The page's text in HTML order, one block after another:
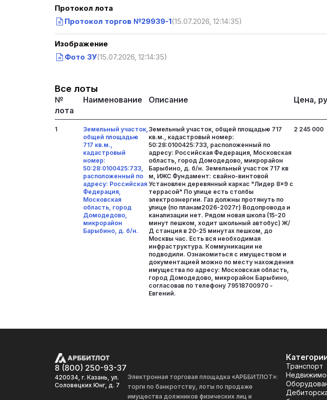
Протокол лота
Протокол торгов №29939-1(15.07.2026, 12:14:35)
Изображение
Фото ЗУ(15.07.2026, 12:14:35)
Все лоты
№
лота
Наименование Описание Цена,
1
Земельный участок,
общей площадью
717 кв.м.,
кадастровый
номер:
50:28:0100425:733,
расположенный по
адресу: Российская
Федерация,
Московская
область, город
Домодедово,
микрорайон
Барыбино, д. б/н.
Земельный участок, общей площадью 717
кв.м., кадастровый номер:
50:28:0100425:733, расположенный по
адресу: Российская Федерация, Московская
область, город Домодедово, микрорайон
Барыбино, д. б/н. Земельный участок 717 кв
м, ИЖС Фундамент: свайно-винтовой
Установлен деревянный каркас "Лидер 8×9 с
террасой" По улице есть столбы
электроэнергии. Газ должны протянуть по
улице (по планам2026-2027г) Водопровода и
канализации нет. Рядом новая школа (15-20
минут пешком, ходит школьный автобус) Ж/
Д станция в 20-25 минутах пешком, до
Москвы час. Есть вся необходимая
инфраструктура. Коммуникации не
подводили. Ознакомиться с имуществом и
документацией можно по месту нахождения
имущества по адресу: Московская область,
город Домодедово, микрорайон Барыбино,
согласовав по телефону 79518700970 -
Евгений.
2 245 000
8 (800) 250-93-37
420034, г. Казань, ул.
Соловецких Юнг, д. 7
Электронная торговая площадка «АРББИТЛОТ»:
торги по банкротству, лоты по продаже
имущества должников физических лиц и
Транспорт